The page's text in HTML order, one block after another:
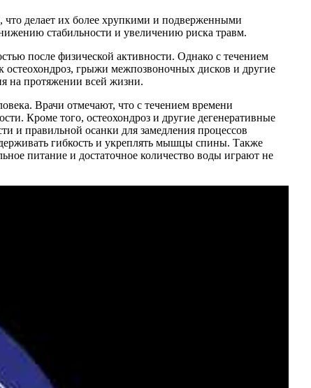
что делает их более хрупкими и подверженными
стабильности и увеличению риска травм.
после физической активности. Однако с течением
остеохондроз, грыжи межпозвоночных дисков и другие
на протяжении всей жизни.
Врачи отмечают, что с течением времени
Кроме того, остеохондроз и другие дегенеративные
и правильной осанки для замедления процессов
гибкость и укреплять мышцы спины. Также
питание и достаточное количество воды играют не